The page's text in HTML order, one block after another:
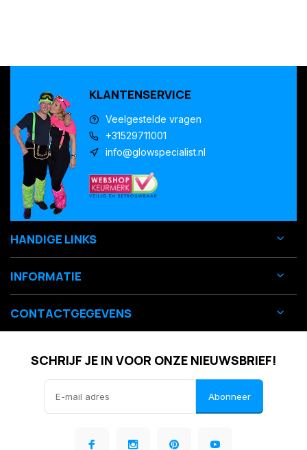
KLANTENSERVICE
Veelgestelde vragen
+31529711001
info@glowspecialist.nl
HANDIGE LINKS
INFORMATIE
CONTACTGEGEVENS
SCHRIJF JE IN VOOR ONZE NIEUWSBRIEF!
Abonneer